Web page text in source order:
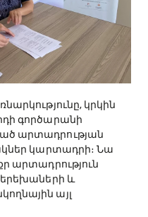
կրկին
գործարանի
արտադրության
կարտադրի։ Նա
արտադրություն
և
այլ